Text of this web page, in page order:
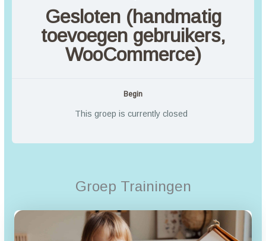
Gesloten (handmatig
toevoegen gebruikers,
WooCommerce)
Begin
This groep is currently closed
Groep Trainingen